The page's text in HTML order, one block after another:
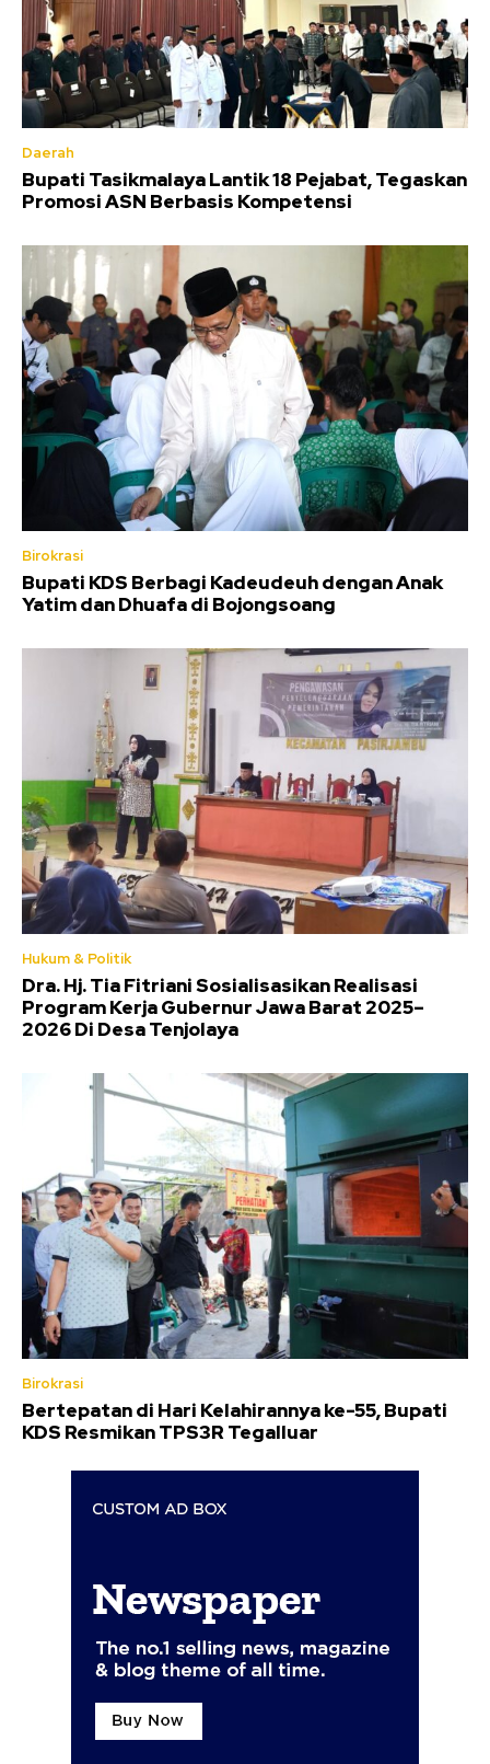
Daerah
Bupati Tasikmalaya Lantik 18 Pejabat, Tegaskan
Promosi ASN Berbasis Kompetensi
Birokrasi
Bupati KDS Berbagi Kadeudeuh dengan Anak
Yatim dan Dhuafa di Bojongsoang
Hukum & Politik
Dra. Hj. Tia Fitriani Sosialisasikan Realisasi
Program Kerja Gubernur Jawa Barat 2025–
2026 Di Desa Tenjolaya
Birokrasi
Bertepatan di Hari Kelahirannya ke-55, Bupati
KDS Resmikan TPS3R Tegalluar